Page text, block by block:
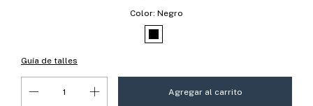
Color: Negro
Guía de talles